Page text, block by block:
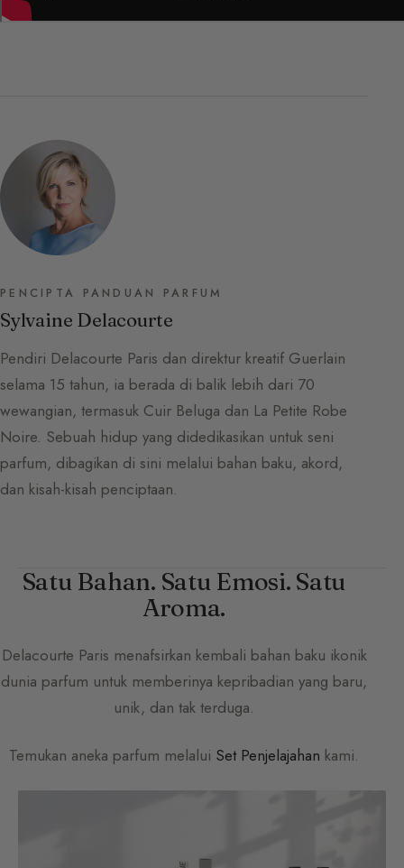
PENCIPTA PANDUAN PARFUM
Sylvaine Delacourte
Pendiri Delacourte Paris dan direktur kreatif Guerlain
selama 15 tahun, ia berada di balik lebih dari 70
wewangian, termasuk Cuir Beluga dan La Petite Robe
Noire. Sebuah hidup yang didedikasikan untuk seni
parfum, dibagikan di sini melalui bahan baku, akord,
dan kisah-kisah penciptaan.
Satu Bahan. Satu Emosi. Satu
Aroma.
Delacourte Paris menafsirkan kembali bahan baku ikonik
dunia parfum untuk memberinya kepribadian yang baru,
unik, dan tak terduga.
Temukan aneka parfum melalui Set Penjelajahan kami.